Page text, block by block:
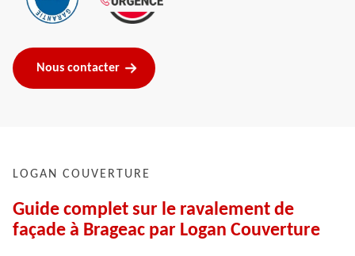
Nous contacter
LOGAN COUVERTURE
Guide complet sur le ravalement de
façade à Brageac par Logan Couverture